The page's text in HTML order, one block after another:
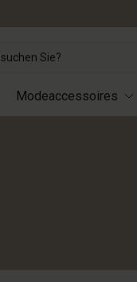
Modeaccessoires